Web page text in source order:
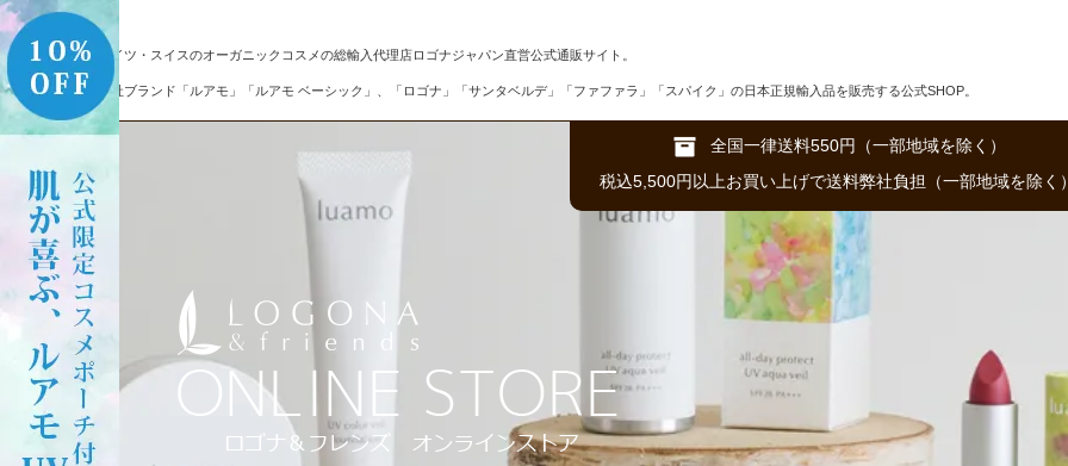
ドイツ・スイスのオーガニックコスメの総輸入代理店ロゴナジャパン直営公式通販サイト。
自社ブランド「ルアモ」「ルアモ ベーシック」、「ロゴナ」「サンタベルデ」「ファファラ」「スパイク」の日本正規輸入品を販売する公式SHOP。
全国一律送料550円（一部地域を除く）
税込5,500円以上お買い上げで送料弊社負担（一部地域を除く）